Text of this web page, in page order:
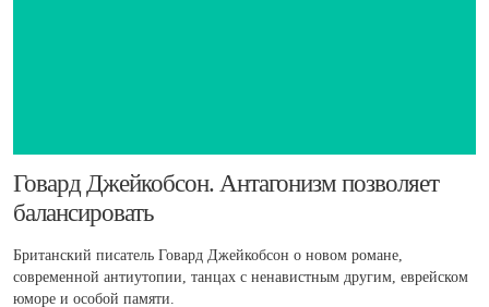
​Говард Джейкобсон. Антагонизм позволяет
балансировать
Британский писатель Говард Джейкобсон о новом романе,
современной антиутопии, танцах с ненавистным другим, еврейском
юморе и особой памяти.